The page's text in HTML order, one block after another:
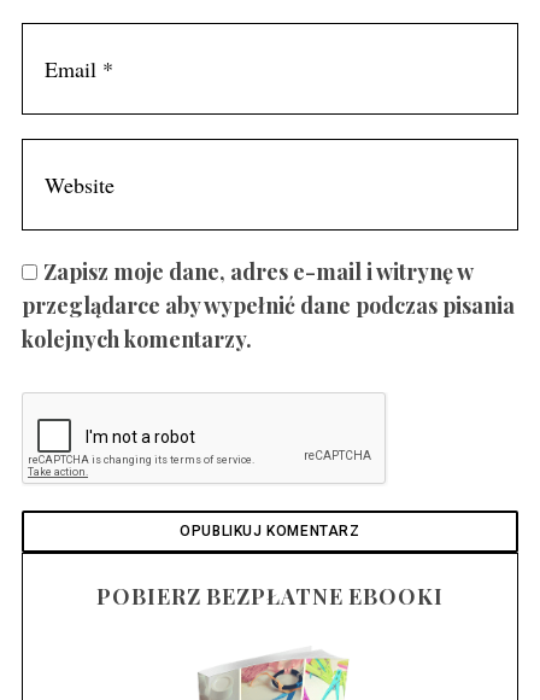
Zapisz moje dane, adres e-mail i witrynę w
przeglądarce aby wypełnić dane podczas pisania
kolejnych komentarzy.
POBIERZ BEZPŁATNE EBOOKI